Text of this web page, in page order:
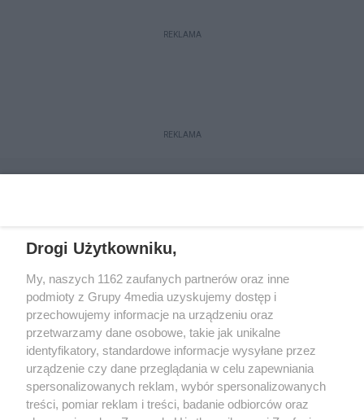
REKLAMA
REKLAMA
Reklama Kontakt Regulamin
Dystrybucja
Regulamin prenumeraty
Polityka Prywatności
Zapisz się do newslettera
Drogi Użytkowniku,
My, naszych 1162 zaufanych partnerów oraz inne
podmioty z Grupy 4media uzyskujemy dostęp i
przechowujemy informacje na urządzeniu oraz
przetwarzamy dane osobowe, takie jak unikalne
identyfikatory, standardowe informacje wysyłane przez
urządzenie czy dane przeglądania w celu zapewniania
spersonalizowanych reklam, wybór spersonalizowanych
treści, pomiar reklam i treści, badanie odbiorców oraz